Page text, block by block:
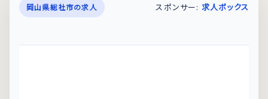
岡山県総社市の求人 スポンサー: 求人ボックス